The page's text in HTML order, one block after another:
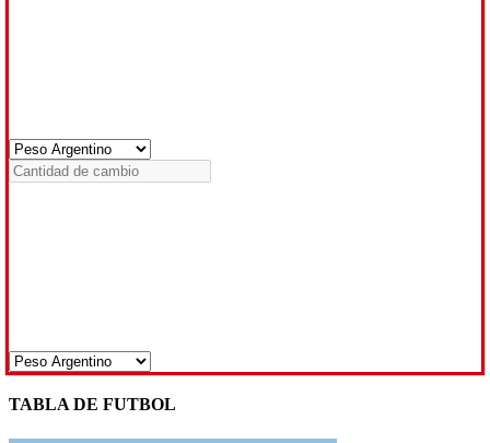
TABLA DE FUTBOL